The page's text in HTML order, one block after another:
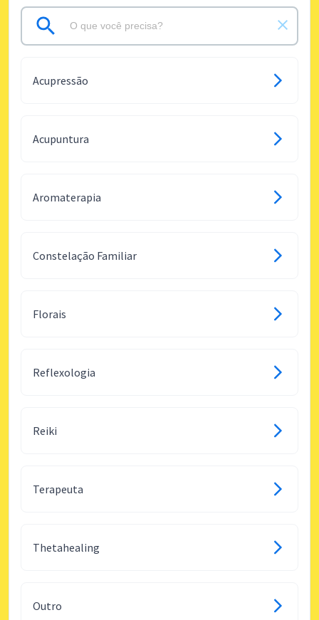
Acupressão
Acupuntura
Aromaterapia
Constelação Familiar
Florais
Reflexologia
Reiki
Terapeuta
Thetahealing
Outro